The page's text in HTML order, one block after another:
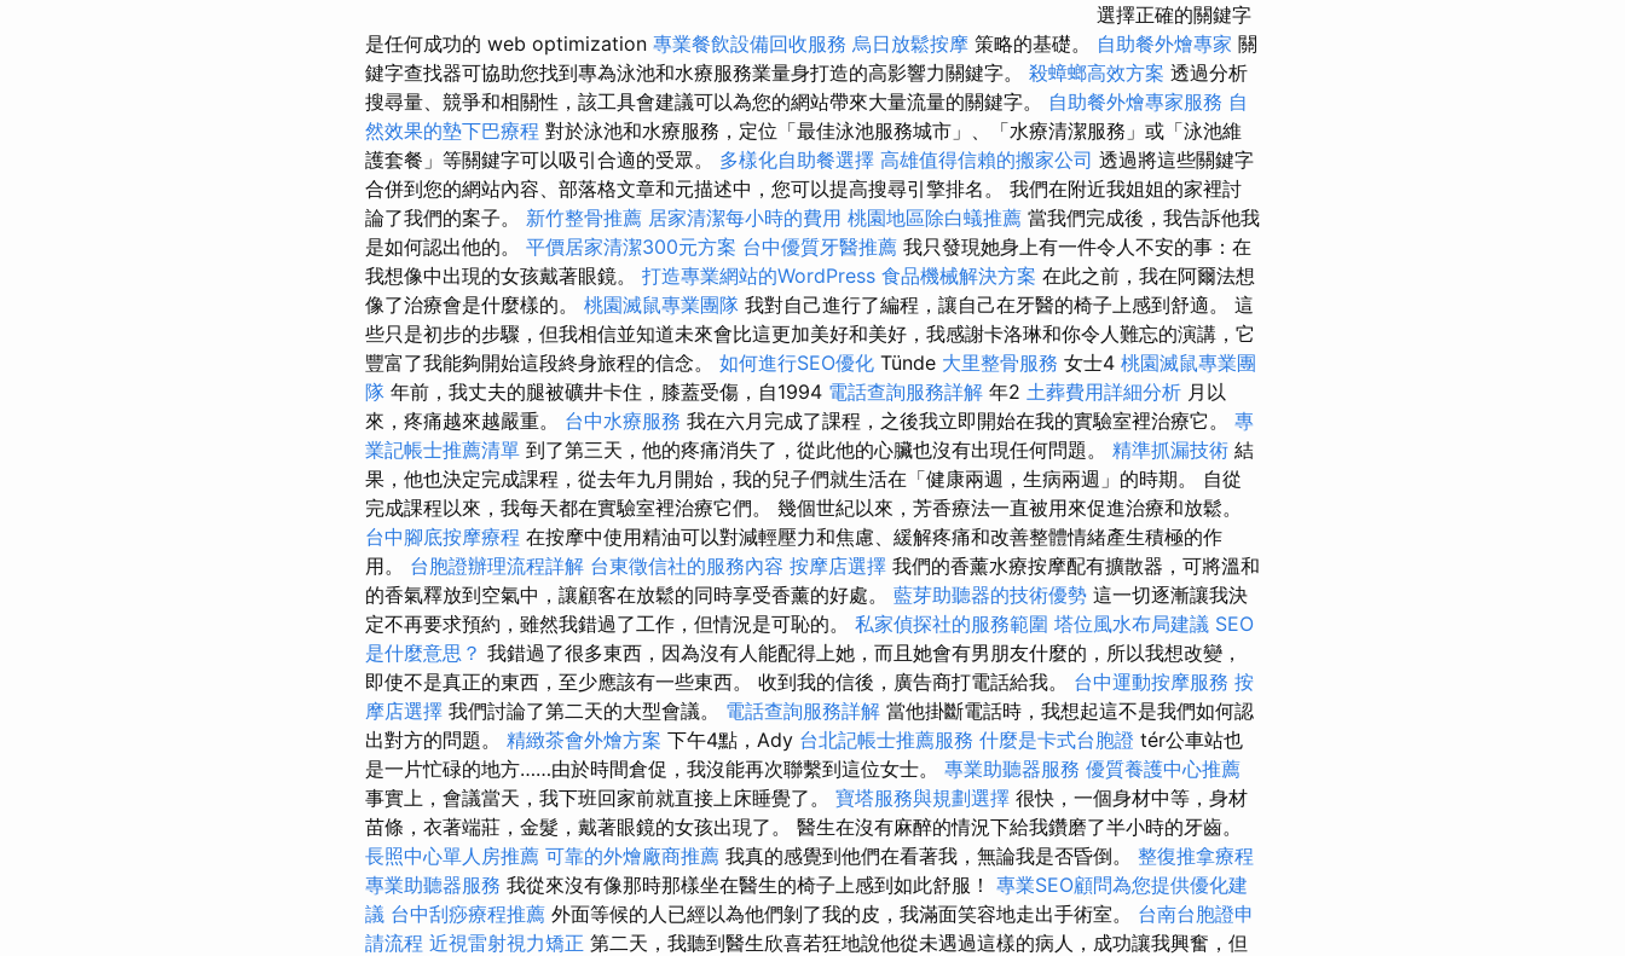
選擇正確的關鍵字
是任何成功的 web optimization 專業餐飲設備回收服務 烏日放鬆按摩 策略的基礎。 自助餐外燴專家 關
鍵字查找器可協助您找到專為泳池和水療服務業量身打造的高影響力關鍵字。 殺蟑螂高效方案 透過分析
搜尋量、競爭和相關性，該工具會建議可以為您的網站帶來大量流量的關鍵字。 自助餐外燴專家服務 自
然效果的墊下巴療程 對於泳池和水療服務，定位「最佳泳池服務城市」、「水療清潔服務」或「泳池維
護套餐」等關鍵字可以吸引合適的受眾。 多樣化自助餐選擇 高雄值得信賴的搬家公司 透過將這些關鍵字
合併到您的網站內容、部落格文章和元描述中，您可以提高搜尋引擎排名。 我們在附近我姐姐的家裡討
論了我們的案子。 新竹整骨推薦 居家清潔每小時的費用 桃園地區除白蟻推薦 當我們完成後，我告訴他我
是如何認出他的。 平價居家清潔300元方案 台中優質牙醫推薦 我只發現她身上有一件令人不安的事：在
我想像中出現的女孩戴著眼鏡。 打造專業網站的WordPress 食品機械解決方案 在此之前，我在阿爾法想
像了治療會是什麼樣的。 桃園滅鼠專業團隊 我對自己進行了編程，讓自己在牙醫的椅子上感到舒適。 這
些只是初步的步驟，但我相信並知道未來會比這更加美好和美好，我感謝卡洛琳和你令人難忘的演講，它
豐富了我能夠開始這段終身旅程的信念。 如何進行SEO優化 Tünde 大里整骨服務 女士4 桃園滅鼠專業團
隊 年前，我丈夫的腿被礦井卡住，膝蓋受傷，自1994 電話查詢服務詳解 年2 土葬費用詳細分析 月以
來，疼痛越來越嚴重。 台中水療服務 我在六月完成了課程，之後我立即開始在我的實驗室裡治療它。 專
業記帳士推薦清單 到了第三天，他的疼痛消失了，從此他的心臟也沒有出現任何問題。 精準抓漏技術 結
果，他也決定完成課程，從去年九月開始，我的兒子們就生活在「健康兩週，生病兩週」的時期。 自從
完成課程以來，我每天都在實驗室裡治療它們。 幾個世紀以來，芳香療法一直被用來促進治療和放鬆。
台中腳底按摩療程 在按摩中使用精油可以對減輕壓力和焦慮、緩解疼痛和改善整體情緒產生積極的作
用。 台胞證辦理流程詳解 台東徵信社的服務內容 按摩店選擇 我們的香薰水療按摩配有擴散器，可將溫和
的香氣釋放到空氣中，讓顧客在放鬆的同時享受香薰的好處。 藍芽助聽器的技術優勢 這一切逐漸讓我決
定不再要求預約，雖然我錯過了工作，但情況是可恥的。 私家偵探社的服務範圍 塔位風水布局建議 SEO
是什麼意思？ 我錯過了很多東西，因為沒有人能配得上她，而且她會有男朋友什麼的，所以我想改變，
即使不是真正的東西，至少應該有一些東西。 收到我的信後，廣告商打電話給我。 台中運動按摩服務 按
摩店選擇 我們討論了第二天的大型會議。 電話查詢服務詳解 當他掛斷電話時，我想起這不是我們如何認
出對方的問題。 精緻茶會外燴方案 下午4點，Ady 台北記帳士推薦服務 什麼是卡式台胞證 tér公車站也
是一片忙碌的地方……由於時間倉促，我沒能再次聯繫到這位女士。 專業助聽器服務 優質養護中心推薦
事實上，會議當天，我下班回家前就直接上床睡覺了。 寶塔服務與規劃選擇 很快，一個身材中等，身材
苗條，衣著端莊，金髮，戴著眼鏡的女孩出現了。 醫生在沒有麻醉的情況下給我鑽磨了半小時的牙齒。
長照中心單人房推薦 可靠的外燴廠商推薦 我真的感覺到他們在看著我，無論我是否昏倒。 整復推拿療程
專業助聽器服務 我從來沒有像那時那樣坐在醫生的椅子上感到如此舒服！ 專業SEO顧問為您提供優化建
議 台中刮痧療程推薦 外面等候的人已經以為他們剝了我的皮，我滿面笑容地走出手術室。 台南台胞證申
請流程 近視雷射視力矯正 第二天，我聽到醫生欣喜若狂地說他從未遇過這樣的病人，成功讓我興奮，但